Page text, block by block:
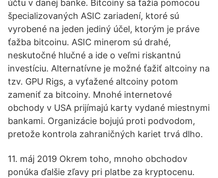
účtu v danej banke. Bitcoiny sa ťažia pomocou
špecializovaných ASIC zariadení, ktoré sú
vyrobené na jeden jediný účel, ktorým je práve
ťažba bitcoinu. ASIC minerom sú drahé,
neskutočné hlučné a ide o veľmi riskantnú
investíciu. Alternatívne je možné ťažiť altcoiny na
tzv. GPU Rigs, a vyťažené altcoiny potom
zameniť za bitcoiny. Mnohé internetové
obchody v USA prijímajú karty vydané miestnymi
bankami. Organizácie bojujú proti podvodom,
pretože kontrola zahraničných kariet trvá dlho.
11. máj 2019 Okrem toho, mnoho obchodov
ponúka ďalšie zľavy pri platbe za kryptocenu.